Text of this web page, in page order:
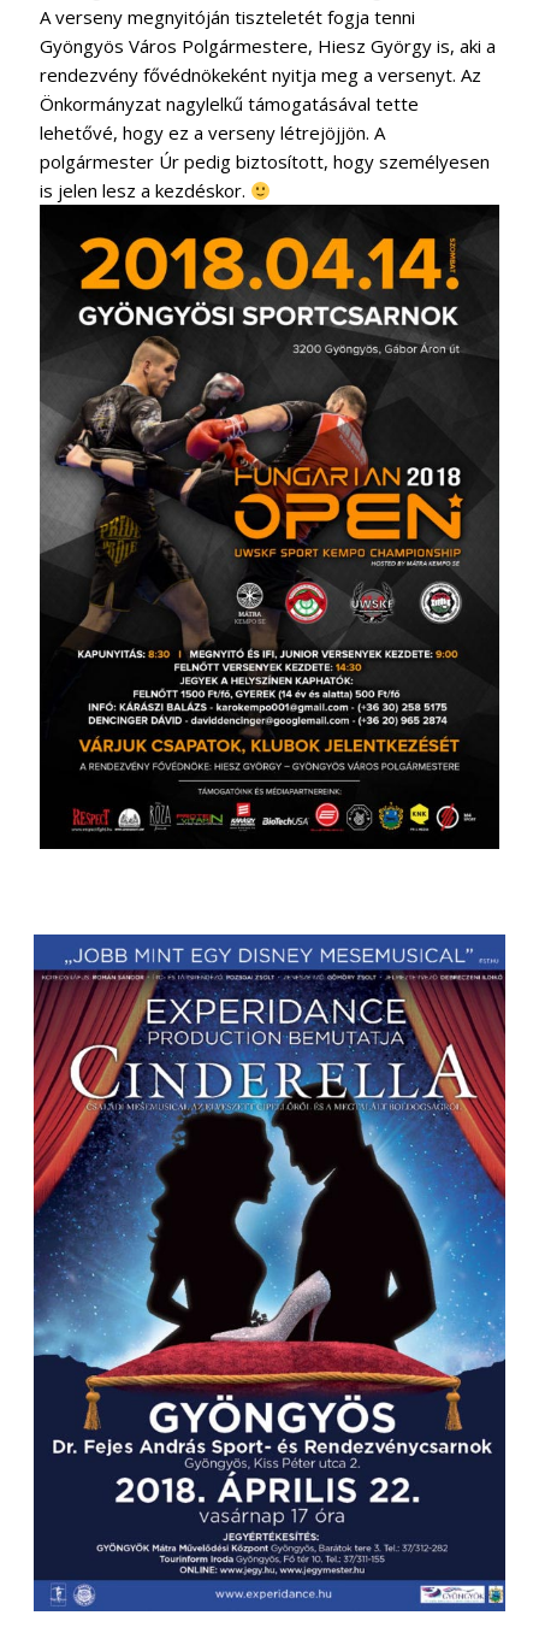
A verseny megnyitóján tiszteletét fogja tenni
Gyöngyös Város Polgármestere, Hiesz György is, aki a
rendezvény fővédnökeként nyitja meg a versenyt. Az
Önkormányzat nagylelkű támogatásával tette
lehetővé, hogy ez a verseny létrejöjjön. A
polgármester Úr pedig biztosított, hogy személyesen
is jelen lesz a kezdéskor.